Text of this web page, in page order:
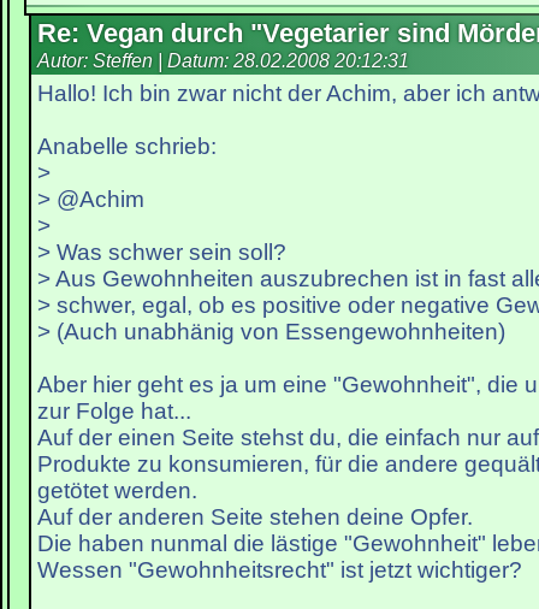
Re: Vegan durch "Vegetarier sind
Autor: Steffen | Datum: 28.02.2008 20:12:31
Hallo! Ich bin zwar nicht der Achim, aber ich
Anabelle schrieb:
>
> @Achim
>
> Was schwer sein soll?
> Aus Gewohnheiten auszubrechen ist in fast
> schwer, egal, ob es positive oder negative
> (Auch unabhänig von Essengewohnheiten)
Aber hier geht es ja um eine "Gewohnheit", die
zur Folge hat...
Auf der einen Seite stehst du, die einfach nur
Produkte zu konsumieren, für die andere
getötet werden.
Auf der anderen Seite stehen deine Opfer.
Die haben nunmal die lästige "Gewohnheit"
Wessen "Gewohnheitsrecht" ist jetzt wichtiger?